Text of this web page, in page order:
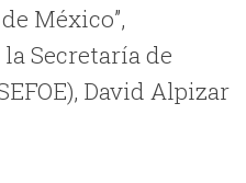
México”,
Secretaría de
David Alpizar